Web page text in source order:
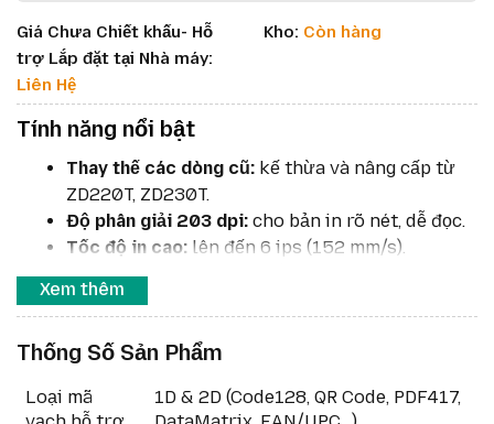
Giá Chưa Chiết khấu- Hỗ
trợ Lắp đặt tại Nhà máy:
Liên Hệ
Kho: Còn hàng
Tính năng nổi bật
Thay thế các dòng cũ: kế thừa và nâng cấp từ
ZD220T, ZD230T.
Độ phân giải 203 dpi: cho bản in rõ nét, dễ đọc.
Tốc độ in cao: lên đến 6 ips (152 mm/s).
Linh hoạt công nghệ in:
tiếp và truyền nhiệt bằng ribbon.
ribbon, tiết kiệm thời gian.
hệ thống.
Xem thêm
Thống Số Sản Phẩm
Loại mã
1D & 2D (Code128, QR Code, PDF417,